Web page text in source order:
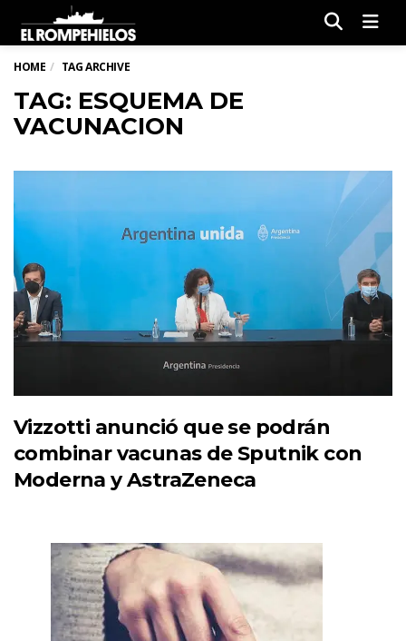
HOME TAG ARCHIVE
TAG: ESQUEMA DE
VACUNACION
Vizzotti anunció que se podrán
combinar vacunas de Sputnik con
Moderna y AstraZeneca